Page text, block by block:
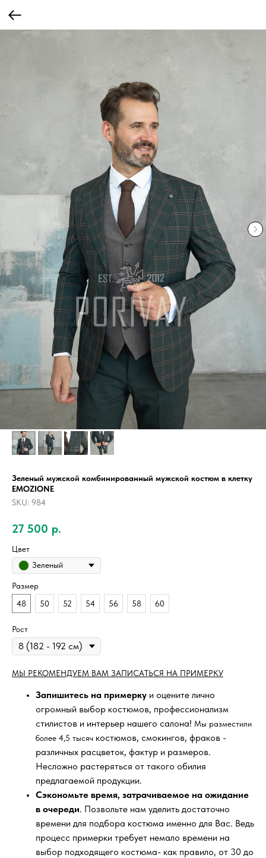
Зеленый мужской комбинированный мужской костюм в клетку
EMOZIONE
SKU: 984
27 500 р.
Цвет
Зеленый
Размер
48
50 52 54 56 58 60
Рост
МЫ РЕКОМЕНДУЕМ ВАМ ЗАПИСАТЬСЯ НА ПРИМЕРКУ
Запишитесь на примерку и оцените лично
огромный выбор костюмов, профессионализм
стилистов и интерьер нашего салона! Мы разместили
более 4,5 тысяч костюмов, смокингов, фраков -
различных расцветок, фактур и размеров.
Несложно растеряться от такого обилия
предлагаемой продукции.
Сэкономьте время, затрачиваемое на ожидание
в очереди. Позвольте нам уделить достаточно
времени для подбора костюма именно для Вас. Ведь
процесс примерки требует немало времени на
выбор подходящего костюма- как правило, от 30 до